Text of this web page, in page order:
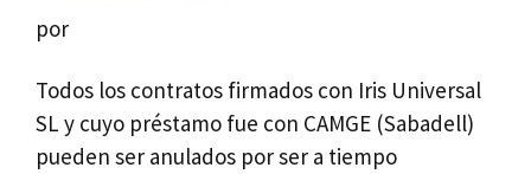
por
Todos los contratos firmados con Iris Universal
SL y cuyo préstamo fue con CAMGE (Sabadell)
pueden ser anulados por ser a tiempo